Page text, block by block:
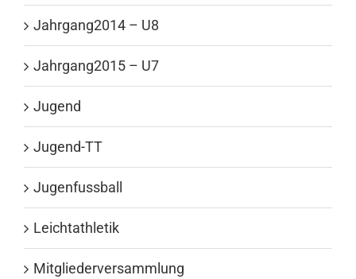
Jahrgang2014 – U8
Jahrgang2015 – U7
Jugend
Jugend-TT
Jugenfussball
Leichtathletik
Mitgliederversammlung